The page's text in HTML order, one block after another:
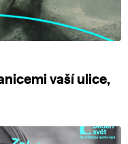
vaší ulice,